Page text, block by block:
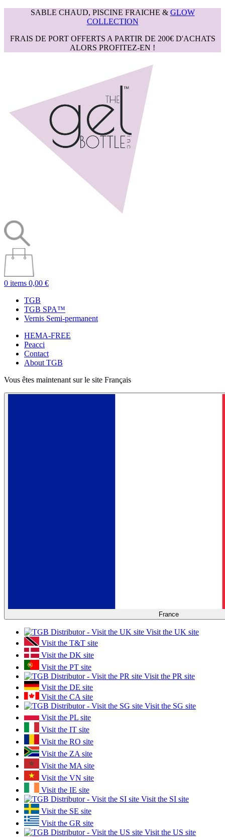
SABLE CHAUD, PISCINE FRAICHE & GLOW
COLLECTION
FRAIS DE PORT OFFERTS A PARTIR DE 200€ D'ACHATS
ALORS PROFITEZ-EN !
0 items 0,00 €
TGB
TGB SPA™
Vernis Semi-permanent
HEMA-FREE
Peacci
Contact
About TGB
Vous êtes maintenant sur le site Français
France
Visit the UK site
Visit the T&T site
Visit the DK site
Visit the PT site
Visit the PR site
Visit the DE site
Visit the CA site
Visit the SG site
Visit the PL site
Visit the IT site
Visit the RO site
Visit the ZA site
Visit the MA site
Visit the VN site
Visit the IE site
Visit the SI site
Visit the SE site
Visit the GR site
Visit the US site